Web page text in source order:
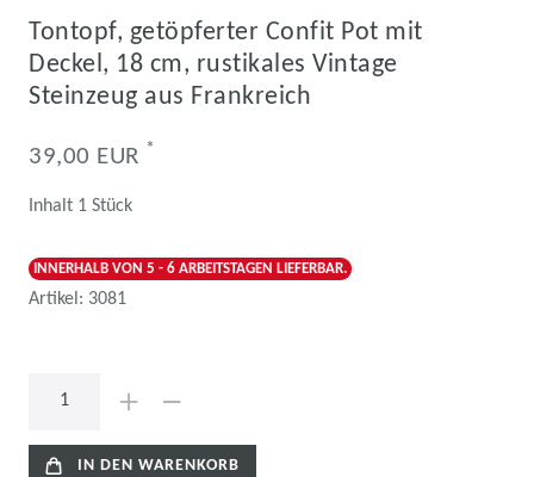
Tontopf, getöpferter Confit Pot mit
Deckel, 18 cm, rustikales Vintage
Steinzeug aus Frankreich
39,00 EUR *
Inhalt 1 Stück
INNERHALB VON 5 - 6 ARBEITSTAGEN LIEFERBAR.
Artikel: 3081
IN DEN WARENKORB